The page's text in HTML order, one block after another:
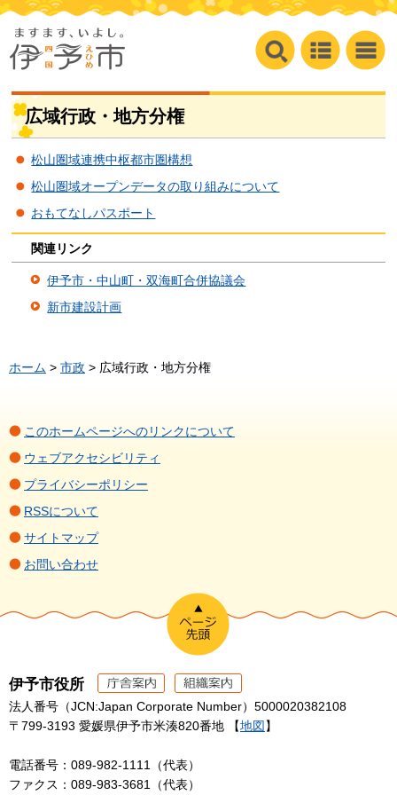
広域行政・地方分権
松山圏域連携中枢都市圏構想
松山圏域オープンデータの取り組みについて
おもてなしパスポート
関連リンク
伊予市・中山町・双海町合併協議会
新市建設計画
ホーム > 市政 > 広域行政・地方分権
このホームページへのリンクについて
ウェブアクセシビリティ
プライバシーポリシー
RSSについて
サイトマップ
お問い合わせ
伊予市役所
法人番号（JCN:Japan Corporate Number）5000020382108
〒799-3193 愛媛県伊予市米湊820番地 【地図 】
電話番号：089-982-1111（代表）
ファクス：089-983-3681（代表）